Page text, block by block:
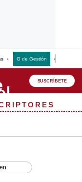
G de Gestión
SUSCRÍBETE